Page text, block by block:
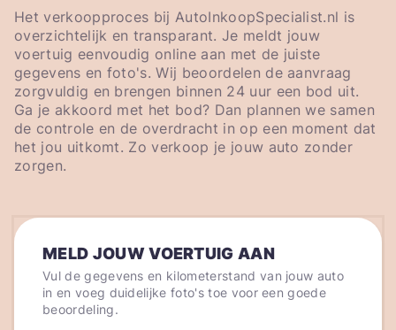
Het verkoopproces bij AutoInkoopSpecialist.nl is
overzichtelijk en transparant. Je meldt jouw
voertuig eenvoudig online aan met de juiste
gegevens en foto's. Wij beoordelen de aanvraag
zorgvuldig en brengen binnen 24 uur een bod uit.
Ga je akkoord met het bod? Dan plannen we samen
de controle en de overdracht in op een moment dat
het jou uitkomt. Zo verkoop je jouw auto zonder
zorgen.
MELD JOUW VOERTUIG AAN
Vul de gegevens en kilometerstand van jouw auto
in en voeg duidelijke foto's toe voor een goede
beoordeling.